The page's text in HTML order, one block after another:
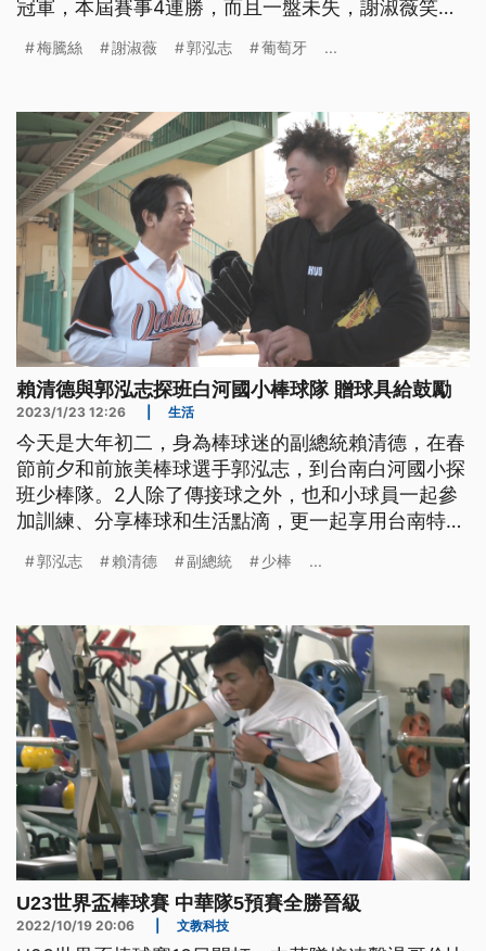
冠軍，本屆賽事4連勝，而且一盤未失，謝淑薇笑納
梅騰絲 謝淑薇 郭泓志 葡萄牙 ...
賴清德與郭泓志探班白河國小棒球隊 贈球具給鼓勵
2023/1/23 12:26 生活
今天是大年初二，身為棒球迷的副總統賴清德，在春
節前夕和前旅美棒球選手郭泓志，到台南白河國小探
班少棒隊。2人除了傳接球之外，也和小球員一起參
加訓練、分享棒球和生活點滴，更一起享用台南特色
年快樂。
郭泓志 賴清德 副總統 少棒 ...
U23世界盃棒球賽 中華隊5預賽全勝晉級
2022/10/19 20:06 文教科技